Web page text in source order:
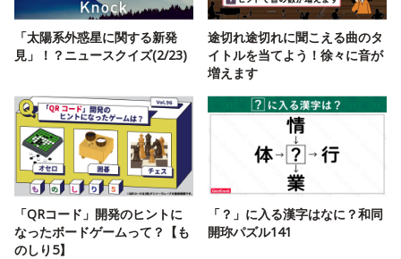
「太陽系外惑星に関する新発
見」！？ニュースクイズ(2/23)
途切れ途切れに聞こえる曲のタ
イトルを当てよう！徐々に音が
増えます
「QRコード」開発のヒントに
なったボードゲームって？【も
のしり5】
「？」に入る漢字はなに？和同
開珎パズル141